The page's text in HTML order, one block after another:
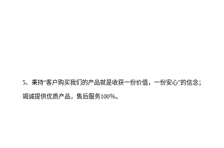
5、秉持“客户购买我们的产品就是收获一份价值，一份安心”的信念；
竭诚提供优质产品，售后服务100％。